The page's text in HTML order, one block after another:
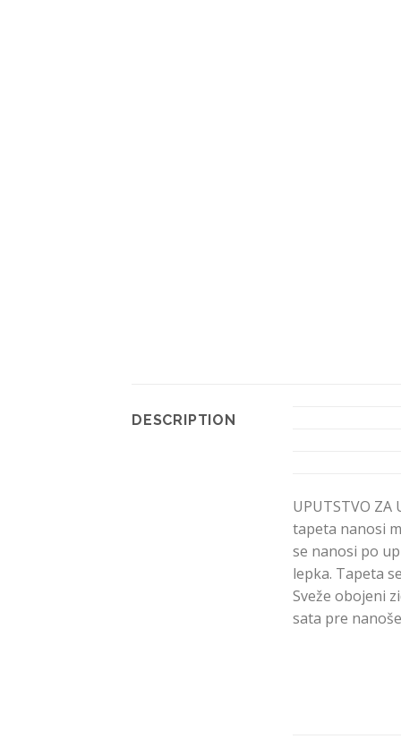
DESCRIPTION
UPUTSTVO ZA
tapeta nanosi
se nanosi po
lepka. Tapeta
Sveže obojeni
sata pre